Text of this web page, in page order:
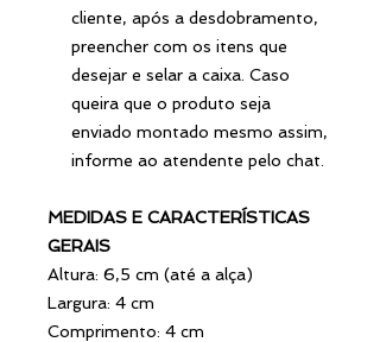
cliente, após a desdobramento,
preencher com os itens que
desejar e selar a caixa. Caso
queira que o produto seja
enviado montado mesmo assim,
informe ao atendente pelo chat.
MEDIDAS E CARACTERÍSTICAS
GERAIS
Altura: 6,5 cm (até a alça)
Largura: 4 cm
Comprimento: 4 cm